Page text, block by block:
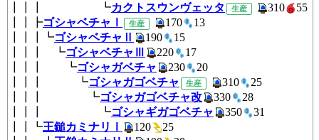
┃┃┃ ┗カクトスウンヴェッタ 生産 310
┃┃┣ゴシャベチャⅠ 生産 170
┃┃┃┗ゴシャベチャⅡ 190
15
┃┃┃ ┗ゴシャベチャⅢ 220
17
┃┃┃ ┗ゴシャガベチャ 230
20
┃┃┃ ┗ゴシャガゴベチャ 生産 310
┃┃┃ ┗ゴシャガゴベチャ改 330
┃┃┃ ┗ゴシャギガゴベチャ 350
┃┃┗王鎚カミナリⅠ 120
25